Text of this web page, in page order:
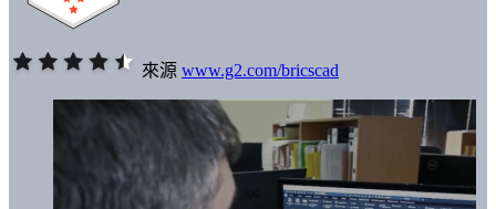
來源www.g2.com/bricscad